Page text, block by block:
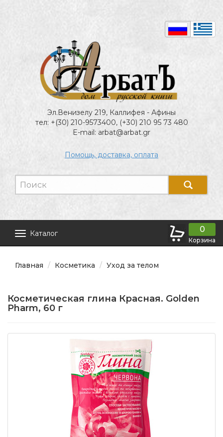
Эл.Венизелу 219, Каллифея - Афины
тел: +(30) 210-9573400, (+30) 210 95 73 480
E-mail: arbat@arbat.gr
Помощь, доставка, оплата
Каталог 0
Корзина
Главная Косметика Уход за телом
Косметическая глина Красная. Golden
Pharm, 60 г